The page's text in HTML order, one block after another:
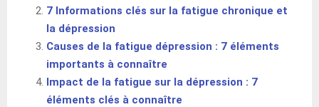
7 Informations clés sur la fatigue chronique et
la dépression
Causes de la fatigue dépression : 7 éléments
importants à connaître
Impact de la fatigue sur la dépression : 7
éléments clés à connaître